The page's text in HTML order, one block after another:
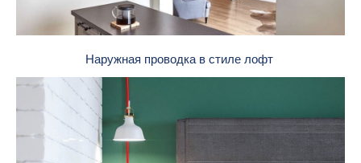
Наружная проводка в стиле лофт